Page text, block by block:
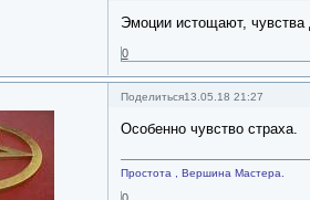
Эмоции истощают, чувства
0
Поделиться13.05.18 21:27
Особенно чувство страха.
Простота , Вершина Мастера.